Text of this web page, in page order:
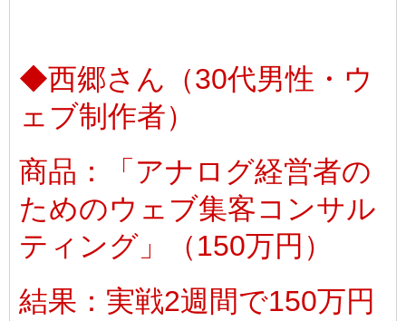
◆西郷さん（30代男性・ウ
ェブ制作者）
商品：「アナログ経営者の
ためのウェブ集客コンサル
ティング」（150万円）
結果：実戦2週間で150万円